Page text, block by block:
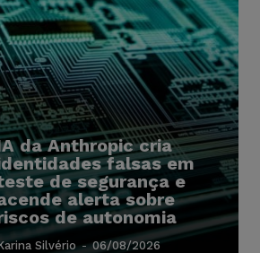
da Anthropic cria
falsas em
de segurança e
alerta sobre
de autonomia
Silvério - 06/08/2026